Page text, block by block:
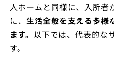
人ホームと同様に、入所者
に、 生活全般を支える多様
ます。 以下では、代表的な
す。